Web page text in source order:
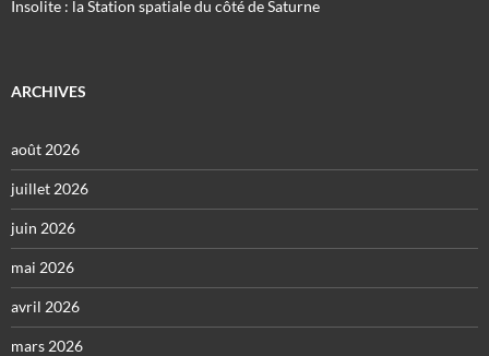
Insolite : la Station spatiale du côté de Saturne
ARCHIVES
août 2026
juillet 2026
juin 2026
mai 2026
avril 2026
mars 2026